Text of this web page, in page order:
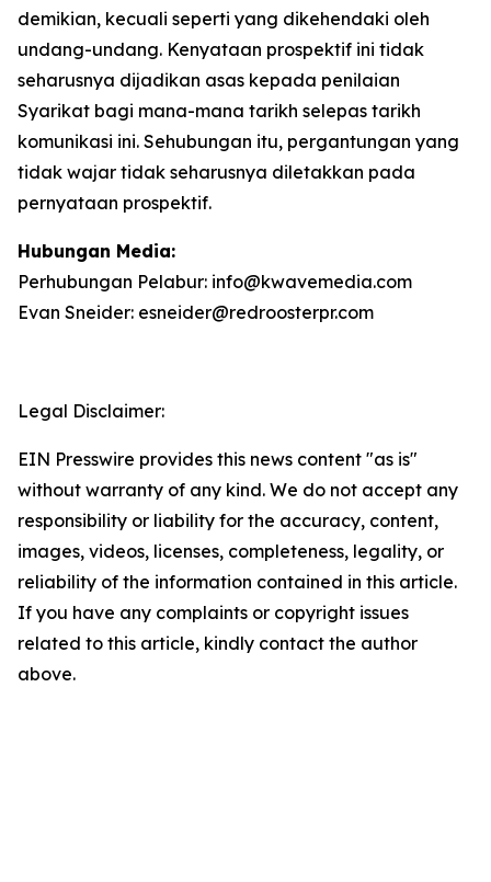
demikian, kecuali seperti yang dikehendaki oleh
undang-undang. Kenyataan prospektif ini tidak
seharusnya dijadikan asas kepada penilaian
Syarikat bagi mana-mana tarikh selepas tarikh
komunikasi ini. Sehubungan itu, pergantungan yang
tidak wajar tidak seharusnya diletakkan pada
pernyataan prospektif.
Hubungan Media:
Perhubungan Pelabur: info@kwavemedia.com
Evan Sneider: esneider@redroosterpr.com
Legal Disclaimer:
EIN Presswire provides this news content "as is"
without warranty of any kind. We do not accept any
responsibility or liability for the accuracy, content,
images, videos, licenses, completeness, legality, or
reliability of the information contained in this article.
If you have any complaints or copyright issues
related to this article, kindly contact the author
above.